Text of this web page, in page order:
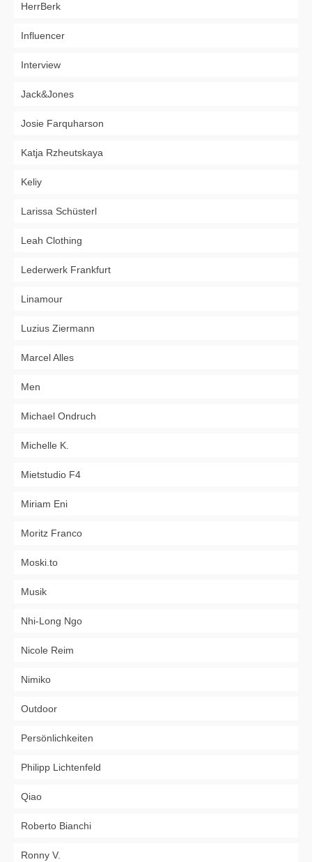
HerrBerk
Influencer
Interview
Jack&Jones
Josie Farquharson
Katja Rzheutskaya
Keliy
Larissa Schüsterl
Leah Clothing
Lederwerk Frankfurt
Linamour
Luzius Ziermann
Marcel Alles
Men
Michael Ondruch
Michelle K.
Mietstudio F4
Miriam Eni
Moritz Franco
Moski.to
Musik
Nhi-Long Ngo
Nicole Reim
Nimiko
Outdoor
Persönlichkeiten
Philipp Lichtenfeld
Qiao
Roberto Bianchi
Ronny V.